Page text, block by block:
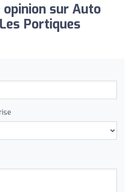
sur Auto
Portiques